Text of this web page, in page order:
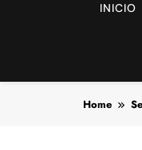
INICIO
Home